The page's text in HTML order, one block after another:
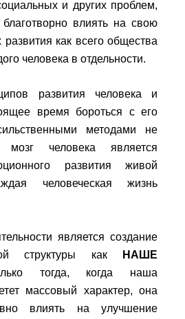
и других проблем,
влиять на свою
как всего общества
человека в отдельности.
развития человека и
время бороться с его
методами не
человека является
развития живой
человеческая жизнь
является создание
структуры как
НАШЕ
тогда, когда наша
массовый характер, она
влиять на улучшение